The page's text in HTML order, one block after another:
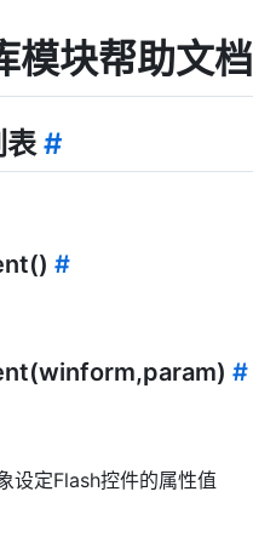
块帮助文档
#
#
#
设定Flash控件的属性值